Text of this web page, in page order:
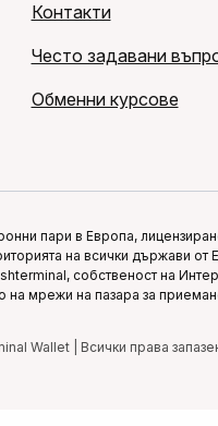
Контакти
Често задавани
Обменни курсове
пари в Европа,
на всички държави
собственост на
на мрежи на пазара за
Wallet | Всички права